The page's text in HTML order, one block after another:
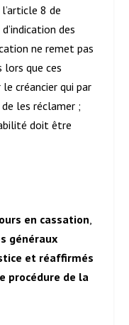
8 de
des
ne remet pas
lors que ces
créancier qui par
les réclamer ;
doit être
en cassation
généraux
et réaffirmés
procédure de la